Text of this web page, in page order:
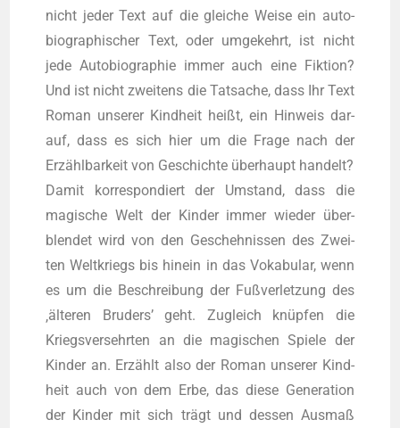
nicht jeder Text auf die glei­che Wei­se ein auto­
bio­gra­phi­scher Text, oder umge­kehrt, ist nicht
jede Auto­bio­gra­phie immer auch eine Fik­ti­on?
Und ist nicht zwei­tens die Tat­sa­che, dass Ihr Text
Roman unse­rer Kind­heit heißt, ein Hin­weis dar­
auf, dass es sich hier um die Fra­ge nach der
Erzähl­bar­keit von Geschich­te über­haupt han­delt?
Damit kor­re­spon­diert der Umstand, dass die
magi­sche Welt der Kin­der immer wie­der über­
blen­det wird von den Gescheh­nis­sen des Zwei­
ten Welt­kriegs bis hin­ein in das Voka­bu­lar, wenn
es um die Beschrei­bung der Fuß­ver­let­zung des
‚älte­ren Bru­ders’ geht. Zugleich knüp­fen die
Kriegs­ver­sehr­ten an die magi­schen Spie­le der
Kin­der an. Erzählt also der Roman unse­rer Kind­
heit auch von dem Erbe, das die­se Gene­ra­ti­on
der Kin­der mit sich trägt und des­sen Aus­maß